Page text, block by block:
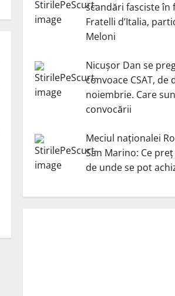
scandări fasciste în
Fratelli d’Italia,
Meloni
Nicuşor Dan se
convoace CSAT, de
noiembrie. Care
convocării
Meciul naționalei
San Marino: Ce
de unde se pot